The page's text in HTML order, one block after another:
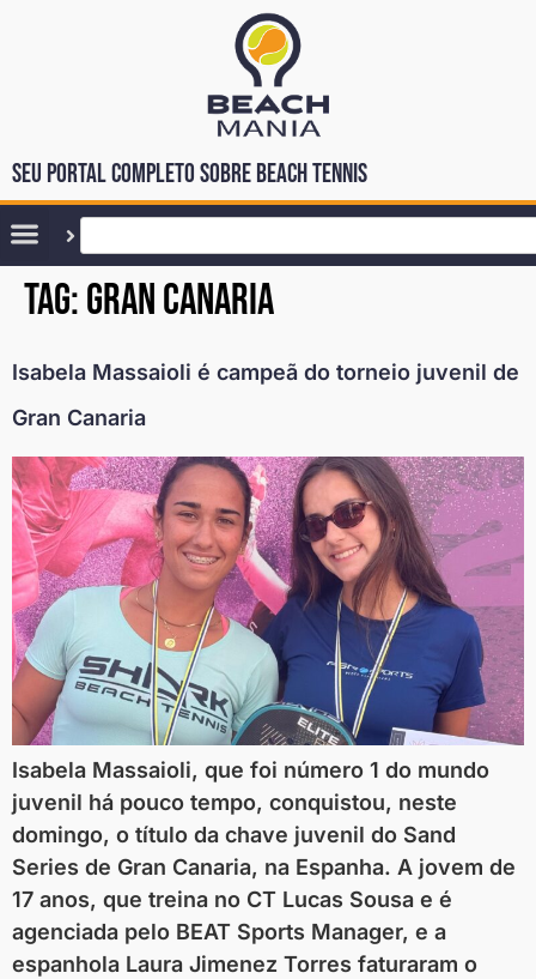
Seu portal completo sobre Beach Tennis
Tag:gran canaria
Isabela Massaioli é campeã do torneio juvenil de
Gran Canaria
Isabela Massaioli, que foi número 1 do mundo
juvenil há pouco tempo, conquistou, neste
domingo, o título da chave juvenil do Sand
Series de Gran Canaria, na Espanha. A jovem de
17 anos, que treina no CT Lucas Sousa e é
agenciada pelo BEAT Sports Manager, e a
espanhola Laura Jimenez Torres faturaram o